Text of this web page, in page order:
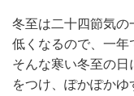
冬至は二十四節気の
低くなるので、一年
そんな寒い冬至の
をつけ、ぽかぽか